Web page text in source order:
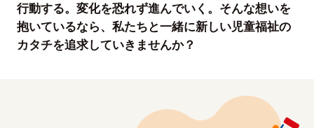
行動する。変化を恐れず進んでいく。そんな想いを
抱いているなら、私たちと一緒に新しい児童福祉の
カタチを追求していきませんか？